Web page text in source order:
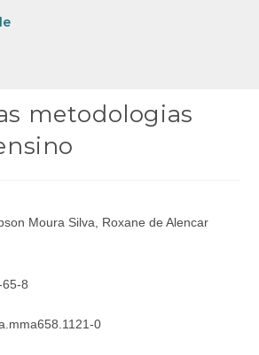
metodologias
Moura Silva, Roxane de Alencar
8
0